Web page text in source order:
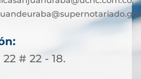
# 22 - 18.